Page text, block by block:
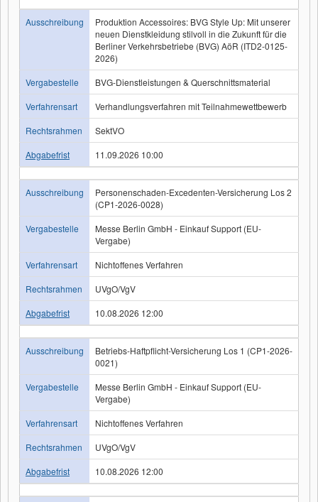
Ausschreibung
Produktion Accessoires: BVG Style Up: Mit unserer
neuen Dienstkleidung stilvoll in die Zukunft für die
Berliner Verkehrsbetriebe (BVG) AöR (ITD2-0125-
2026)
Vergabestelle
BVG-Dienstleistungen & Querschnittsmaterial
Verfahrensart
Verhandlungsverfahren mit Teilnahmewettbewerb
Rechtsrahmen
SektVO
Abgabefrist
11.09.2026 10:00
Ausschreibung
Personenschaden-Excedenten-Versicherung Los 2
(CP1-2026-0028)
Vergabestelle
Messe Berlin GmbH - Einkauf Support (EU-
Vergabe)
Verfahrensart
Nichtoffenes Verfahren
Rechtsrahmen
UVgO/VgV
Abgabefrist
10.08.2026 12:00
Ausschreibung
Betriebs-Haftpflicht-Versicherung Los 1 (CP1-2026-
0021)
Vergabestelle
Messe Berlin GmbH - Einkauf Support (EU-
Vergabe)
Verfahrensart
Nichtoffenes Verfahren
Rechtsrahmen
UVgO/VgV
Abgabefrist
10.08.2026 12:00